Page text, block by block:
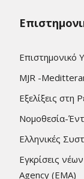
Επιστημονικό
MJR -
Εξελίξεις στη
Νομοθεσία-
Ελληνικές
Εγκρίσεις
Agency (EMA)